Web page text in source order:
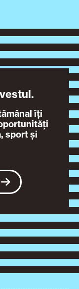
îți
sport și